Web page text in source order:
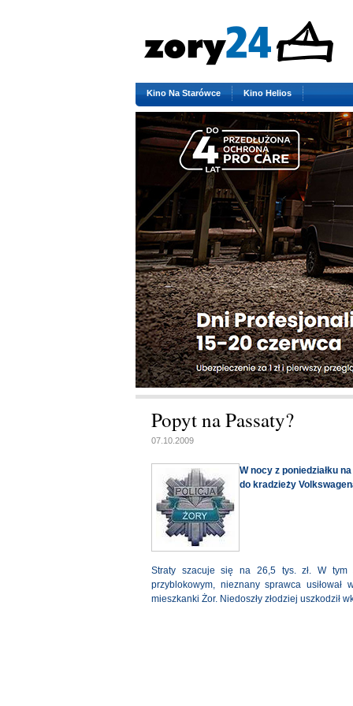
Kino Na Starówce Kino Helios
Popyt na Passaty?
07.10.2009
W nocy z poniedziałku
do kradzieży
Straty szacuje się na 26,5 tys. zł. W tym
przyblokowym, nieznany sprawca
mieszkanki Żor. Niedoszły złodziej uszkodził